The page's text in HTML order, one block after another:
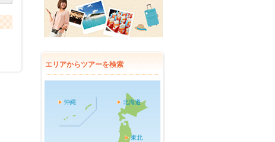
エリアからツアーを検索
北海道
東北
沖縄